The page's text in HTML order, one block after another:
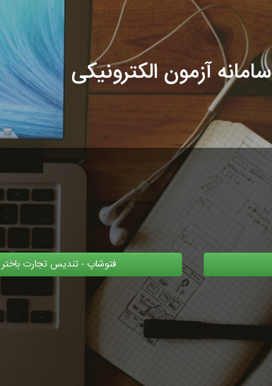
سامانه آزمون الکترونیکی
فتوشاپ - تندیس تجارت باختر